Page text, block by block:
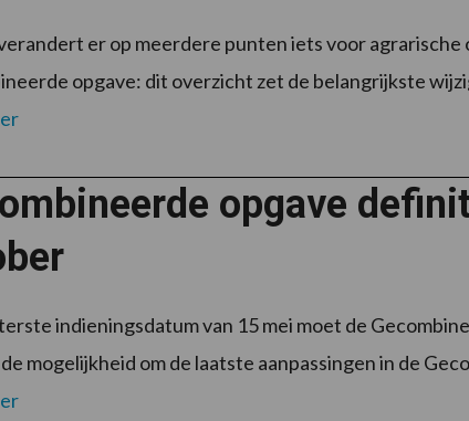
er op meerdere punten iets voor
opgave: dit overzicht zet de belangrijkste
opgave
indieningsdatum van 15 mei moet de
mogelijkheid om de laatste aanpassingen in de